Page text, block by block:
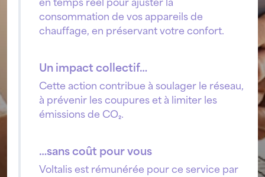
en temps réel pour ajuster la
consommation de vos appareils de
chauffage, en préservant votre confort.
Un impact collectif…
Cette action contribue à soulager le réseau,
à prévenir les coupures et à limiter les
émissions de CO₂.
…sans coût pour vous
Voltalis est rémunérée pour ce service par